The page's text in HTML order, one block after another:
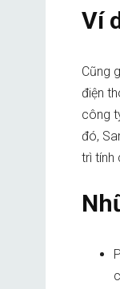
Ví
Cũng
điện
công
đó,
trì tính